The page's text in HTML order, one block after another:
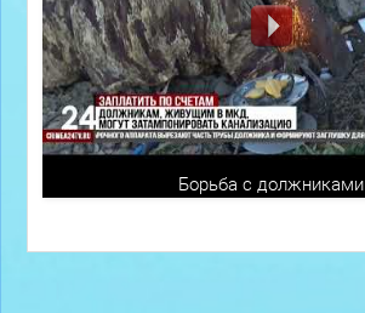
Борьба с должниками